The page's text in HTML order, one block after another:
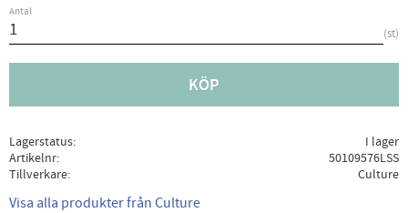
Antal
st
KÖP
Lagerstatus
I lager
Artikelnr
50109576LSS
Tillverkare
Culture
Visa alla produkter från Culture